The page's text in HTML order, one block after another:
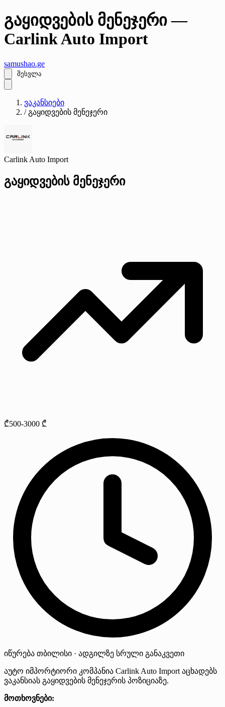
გაყიდვების მენეჯერი —
Carlink Auto Import
samushao.ge
შესვლა
ვაკანსიები
/ გაყიდვების მენეჯერი
Carlink Auto Import
გაყიდვების მენეჯერი
₾500-3000 ₾
იწურება თბილისი · ადგილზე სრული განაკვეთი
აუტო იმპორტიორი კომპანია Carlink Auto Import აცხადებს
ვაკანსიას გაყიდვების მენეჯერის პოზიციაზე.
მოთხოვნები: